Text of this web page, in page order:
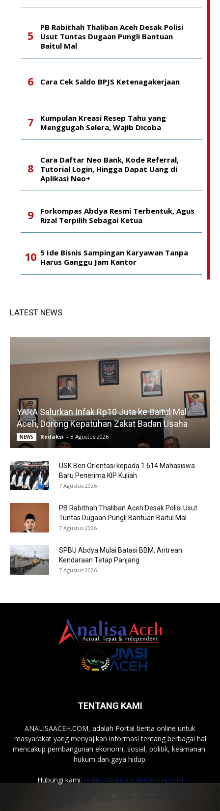
PB Rabithah Thaliban Aceh Desak Polisi
Usut Tuntas Dugaan Pungli Bantuan
Baitul Mal
Cara Cek Saldo BPJS Ketenagakerjaan
Kumpulan Kreasi Resep Tahu yang
Menggugah Selera, Wajib Dicoba
Cara Daftar Neo Bank, Kode Referral,
Tutorial Login, Hingga Dapat Uang di
Aplikasi Neo+
Forkompas Abdya Resmi Terbentuk, Agus
Rizal Terpilih Sebagai Ketua
5 Ide Bisnis Sampingan Karyawan Tanpa
Harus Ganggu Jam Kantor
LATEST NEWS
YARA Salurkan Infak Rp10 Juta ke Baitul Mal
Aceh, Dorong Kepatuhan Zakat Badan Usaha
NEWS Redaksi - 8 Agustus 2026
USK Beri Orientasi kepada 1.614 Mahasiswa
Baru Penerima KIP Kuliah
7 Agustus 2026
PB Rabithah Thaliban Aceh Desak Polisi Usut
Tuntas Dugaan Pungli Bantuan Baitul Mal
7 Agustus 2026
SPBU Abdya Mulai Batasi BBM, Antrean
Kendaraan Tetap Panjang
7 Agustus 2026
TENTANG KAMI
ANALISAACEH.COM, adalah Portal berita online untuk
masyarakat yang menyajikan informasi tentang berbagai hal
mencakup pembangunan ekonomi, sosial, politik, keamanan,
hukum dan gaya hidup.
Hubungi kami: redaksianalisaaceh@gmail.com